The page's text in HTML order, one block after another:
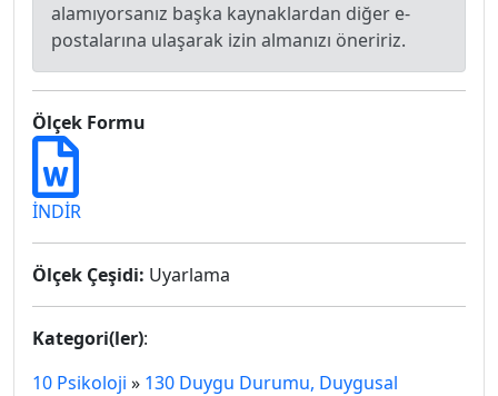
alamıyorsanız başka kaynaklardan diğer e-
postalarına ulaşarak izin almanızı öneririz.
Ölçek Formu
İNDİR
Ölçek Çeşidi: Uyarlama
Kategori(ler):
10 Psikoloji » 130 Duygu Durumu, Duygusal